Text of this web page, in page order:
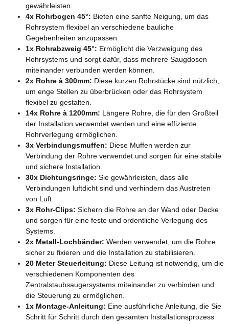
gewährleisten.
4x Rohrbogen 45°: Bieten eine sanfte Neigung, um das
Rohrsystem flexibel an verschiedene bauliche
Gegebenheiten anzupassen.
1x Rohrabzweig 45°: Ermöglicht die Verzweigung des
Rohrsystems und sorgt dafür, dass mehrere Saugdosen
miteinander verbunden werden können.
2x Rohre à 300mm: Diese kurzen Rohrstücke sind nützlich,
um enge Stellen zu überbrücken oder das Rohrsystem
flexibel zu gestalten.
14x Rohre à 1200mm: Längere Rohre, die für den Großteil
der Installation verwendet werden und eine effiziente
Rohrverlegung ermöglichen.
3x Verbindungsmuffen: Diese Muffen werden zur
Verbindung der Rohre verwendet und sorgen für eine stabile
und sichere Installation.
30x Dichtungsringe: Sie gewährleisten, dass alle
Verbindungen luftdicht sind und verhindern das Austreten
von Luft.
3x Rohr-Clips: Sichern die Rohre an der Wand oder Decke
und sorgen für eine feste und ordentliche Verlegung des
Systems.
2x Metall-Lochbänder: Werden verwendet, um die Rohre
sicher zu fixieren und die Installation zu stabilisieren.
20 Meter Steuerleitung: Diese Leitung ist notwendig, um die
verschiedenen Komponenten des
Zentralstaubsaugersystems miteinander zu verbinden und
die Steuerung zu ermöglichen.
1x Montage-Anleitung: Eine ausführliche Anleitung, die Sie
Schritt für Schritt durch den gesamten Installationsprozess